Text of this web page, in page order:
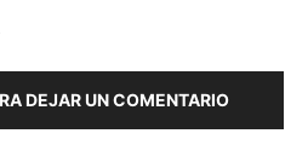
DEJAR UN COMENTARIO